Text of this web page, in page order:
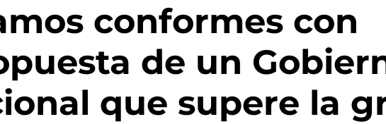
conformes con
de un
que supere la